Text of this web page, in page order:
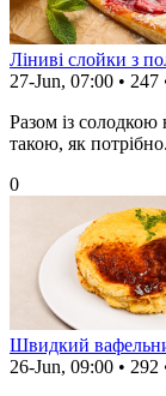
Ліниві слойки з
27-Jun, 07:00 • 247
Разом із
такою, як потрібно.
0
Швидкий
26-Jun, 09:00 • 292